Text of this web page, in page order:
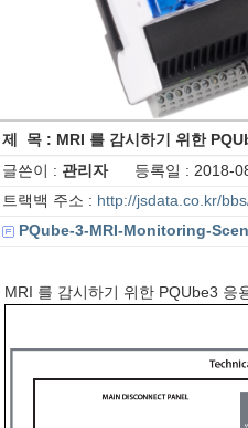
제 목 : MRI 를 감시하기 위한
글쓴이 : 관리자등록일 : 2018-
트랙백 주소 : http://jsdata.co.kr/
PQube-3-MRI-Monitoring-
MRI 를 감시하기 위한 PQUbe3 응